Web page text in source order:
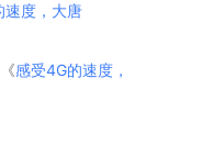
速度，大唐
感受4G的速度，